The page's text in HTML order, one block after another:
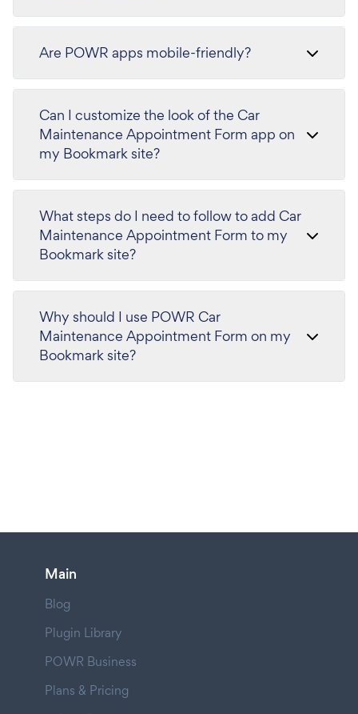
Are POWR apps mobile-friendly?
Can I customize the look of the Car
Maintenance Appointment Form app on
my Bookmark site?
What steps do I need to follow to add Car
Maintenance Appointment Form to my
Bookmark site?
Why should I use POWR Car
Maintenance Appointment Form on my
Bookmark site?
Main
Blog
Plugin Library
POWR Business
Plans & Pricing